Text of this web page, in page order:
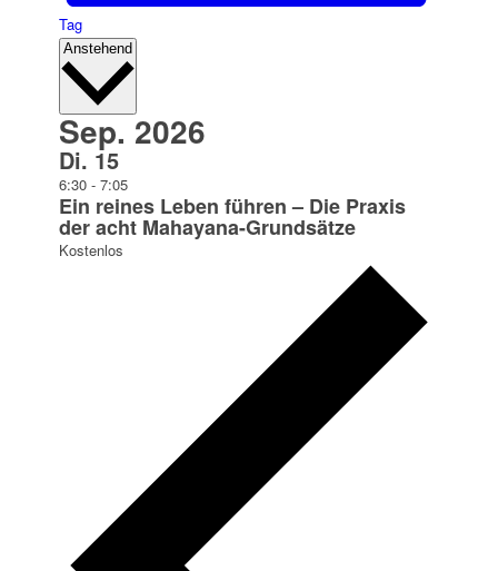
Tag
Anstehend Datum
Sep. 2026
Di. 15
6:30 -7:05
Ein reines Leben führen – Die Praxis
der acht Mahayana-Grundsätze
Kostenlos